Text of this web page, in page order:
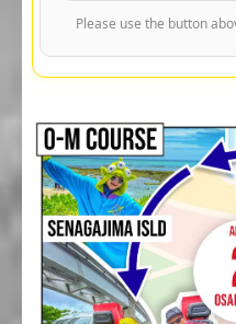
Please use the button